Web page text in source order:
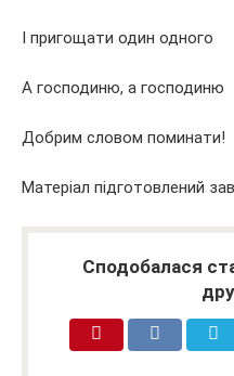
І пригощати один одного
А господиню, а господиню
Добрим словом поминати!
Матеріал підготовлений
Сподобалася